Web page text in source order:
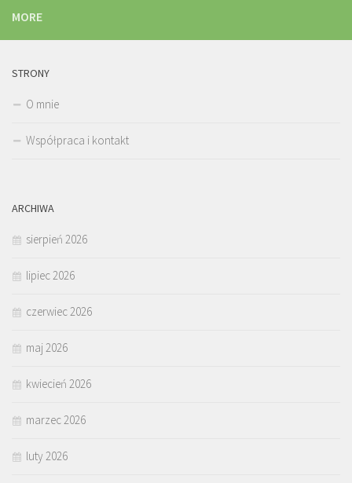
MORE
STRONY
O mnie
Współpraca i kontakt
ARCHIWA
sierpień 2026
lipiec 2026
czerwiec 2026
maj 2026
kwiecień 2026
marzec 2026
luty 2026